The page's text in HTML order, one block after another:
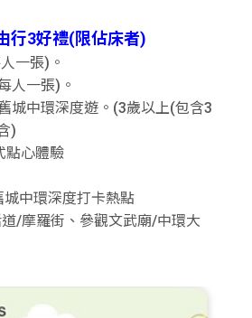
行3好禮(限佔床者)
一張)。
人一張)。
城中環深度遊。(3歲以上(包含3
)
點心體驗
中環深度打卡熱點
/摩羅街、參觀文武廟/中環大